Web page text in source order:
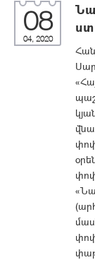
08
04, 2020